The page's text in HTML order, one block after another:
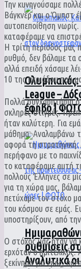
Ολυμπιακός:
League –
έφηβο |
ρυθμίσεις
Αναλυτικά
Την κυνηγούσαμε
Βάγκνερ και ο Όμπστ
αυτοπεποίθηση
καταφέραμε να
Η τρίτη περίοδος
ρυθμό, δεν βάλαμε τα
αλλά επειδή χάσαμε
10 της περιόδου που
Πολλά συγχαρητήρια
σκληρές στιγμές.
ήταν καλύτερη. Για
μάθημα. Αναλαμβάνω
αφορά τη
περήφανο με το
το καταφέραμε αυτή
πολλούς Έλληνες σε
για τη χώρα μας,
πετύχαμε τον στόχο
του κόσμου σε εμάς.
υποστηρίξουν, από την
Ο στόχος μας ήταν να
ερχόταν ο
ξεκίνημα για εμάς,